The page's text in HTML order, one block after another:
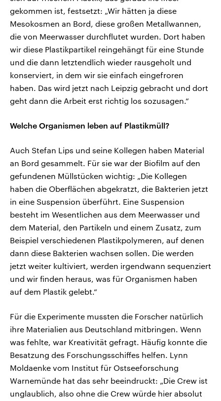
gekommen ist, festsetzt: „Wir hätten ja diese
Mesokosmen an Bord, diese großen Metallwannen,
die von Meerwasser durchflutet wurden. Dort haben
wir diese Plastikpartikel reingehängt für eine Stunde
und die dann letztendlich wieder rausgeholt und
konserviert, in dem wir sie einfach eingefroren
haben. Das wird jetzt nach Leipzig gebracht und dort
geht dann die Arbeit erst richtig los sozusagen.“
Welche Organismen leben auf Plastikmüll?
Auch Stefan Lips und seine Kollegen haben Material
an Bord gesammelt. Für sie war der Biofilm auf den
gefundenen Müllstücken wichtig: „Die Kollegen
haben die Oberflächen abgekratzt, die Bakterien jetzt
in eine Suspension überführt. Eine Suspension
besteht im Wesentlichen aus dem Meerwasser und
dem Material, den Partikeln und einem Zusatz, zum
Beispiel verschiedenen Plastikpolymeren, auf denen
dann diese Bakterien wachsen sollen. Die werden
jetzt weiter kultiviert, werden irgendwann sequenziert
und wir finden heraus, was für Organismen haben
auf dem Plastik gelebt.“
Für die Experimente mussten die Forscher natürlich
ihre Materialien aus Deutschland mitbringen. Wenn
was fehlte, war Kreativität gefragt. Häufig konnte die
Besatzung des Forschungsschiffes helfen. Lynn
Moldaenke vom Institut für Ostseeforschung
Warnemünde hat das sehr beeindruckt: „Die Crew ist
unglaublich, also ohne die Crew würde hier absolut